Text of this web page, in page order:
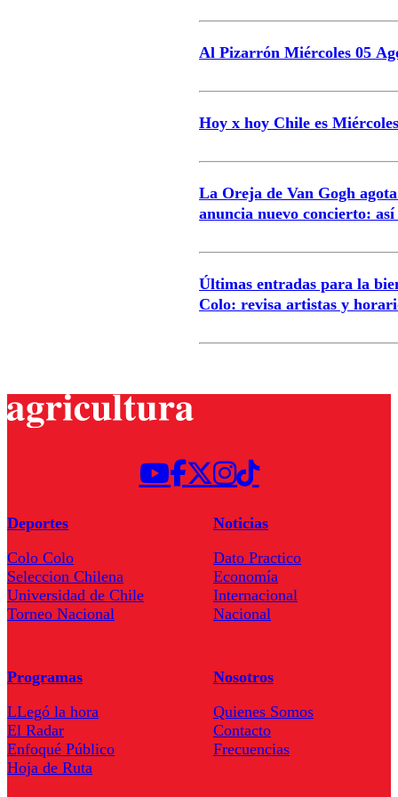
Al Pizarrón Miércoles 05
Hoy x hoy Chile es
La Oreja de Van Gogh
anuncia nuevo concierto:
Últimas entradas para la
Colo: revisa artistas y
Deportes
Colo Colo
Seleccion Chilena
Universidad de Chile
Torneo Nacional
Noticias
Dato Practico
Economía
Internacional
Nacional
Programas
LLegó la hora
El Radar
Enfoqué Público
Hoja de Ruta
Nosotros
Quienes Somos
Contacto
Frecuencias